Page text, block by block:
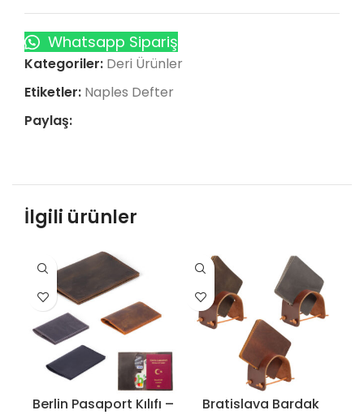
Whatsapp Sipariş
Kategoriler: Deri Ürünler
Etiketler: Naples Defter
Paylaş:
İlgili ürünler
Berlin Pasaport Kılıfı –
Bratislava Bardak